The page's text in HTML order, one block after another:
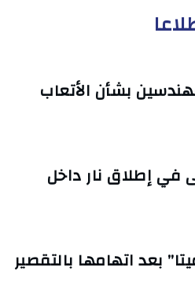
بشأن الأتعاب
في إطلاق نار داخل
بعد اتهامها بالتقصير